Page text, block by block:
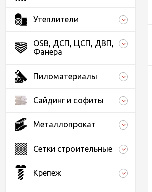
Утеплители
OSB, ДСП, ЦСП, ДВП,
Фанера
Пиломатериалы
Сайдинг и софиты
Металлопрокат
Сетки строительные
Крепеж